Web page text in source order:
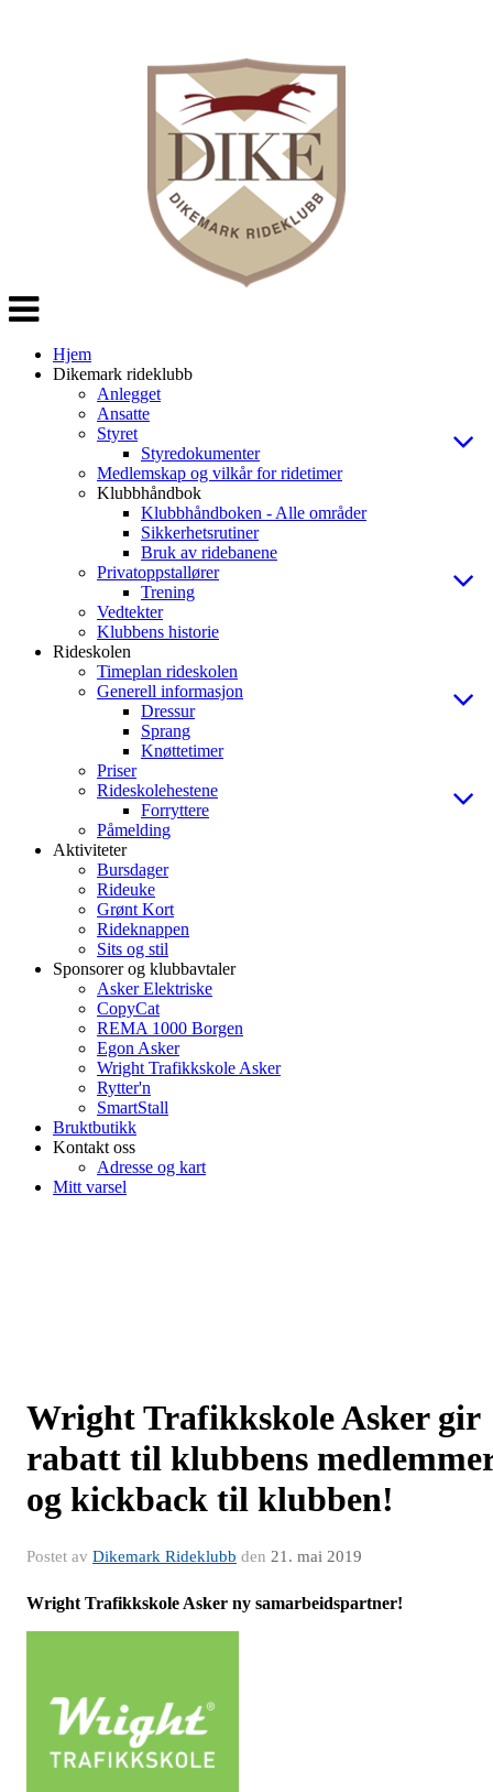
Veksle
navigasjon
Hjem
Dikemark rideklubb
Anlegget
Ansatte
Styret
Styredokumenter
Medlemskap og vilkår for ridetimer
Klubbhåndbok
Klubbhåndboken - Alle områder
Sikkerhetsrutiner
Bruk av ridebanene
Privatoppstallører
Trening
Vedtekter
Klubbens historie
Rideskolen
Timeplan rideskolen
Generell informasjon
Dressur
Sprang
Knøttetimer
Priser
Rideskolehestene
Forryttere
Påmelding
Aktiviteter
Bursdager
Rideuke
Grønt Kort
Rideknappen
Sits og stil
Sponsorer og klubbavtaler
Asker Elektriske
CopyCat
REMA 1000 Borgen
Egon Asker
Wright Trafikkskole Asker
Rytter'n
SmartStall
Bruktbutikk
Kontakt oss
Adresse og kart
Mitt varsel
Wright Trafikkskole Asker gir
rabatt til klubbens
og kickback til klubben!
Postet av Dikemark Rideklubb den 21. mai 2019
Wright Trafikkskole Asker ny samarbeidspartner!